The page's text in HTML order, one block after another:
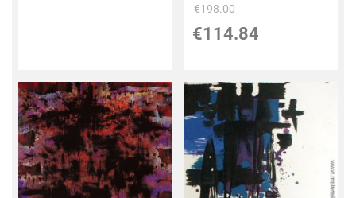
€198.00
€114.84